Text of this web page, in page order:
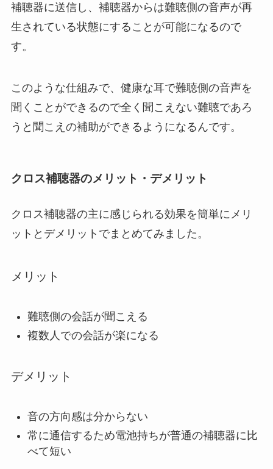
補聴器に送信し、補聴器からは難聴側の音声が再
生されている状態にすることが可能になるので
す。
このような仕組みで、健康な耳で難聴側の音声を
聞くことができるので全く聞こえない難聴であろ
うと聞こえの補助ができるようになるんです。
クロス補聴器のメリット・デメリット
クロス補聴器の主に感じられる効果を簡単にメリ
ットとデメリットでまとめてみました。
メリット
難聴側の会話が聞こえる
複数人での会話が楽になる
デメリット
音の方向感は分からない
常に通信するため電池持ちが普通の補聴器に比
べて短い